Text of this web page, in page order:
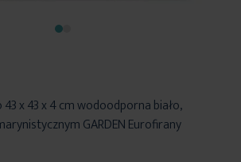
43 x 43 x 4 cm wodoodporna biało,
GARDEN Eurofirany